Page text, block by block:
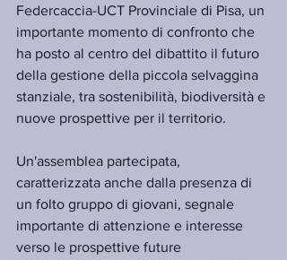
Federcaccia-UCT Provinciale di Pisa, un
importante momento di confronto che
ha posto al centro del dibattito il futuro
della gestione della piccola selvaggina
stanziale, tra sostenibilità, biodiversità e
nuove prospettive per il territorio.
Un'assemblea partecipata,
caratterizzata anche dalla presenza di
un folto gruppo di giovani, segnale
importante di attenzione e interesse
verso le prospettive future